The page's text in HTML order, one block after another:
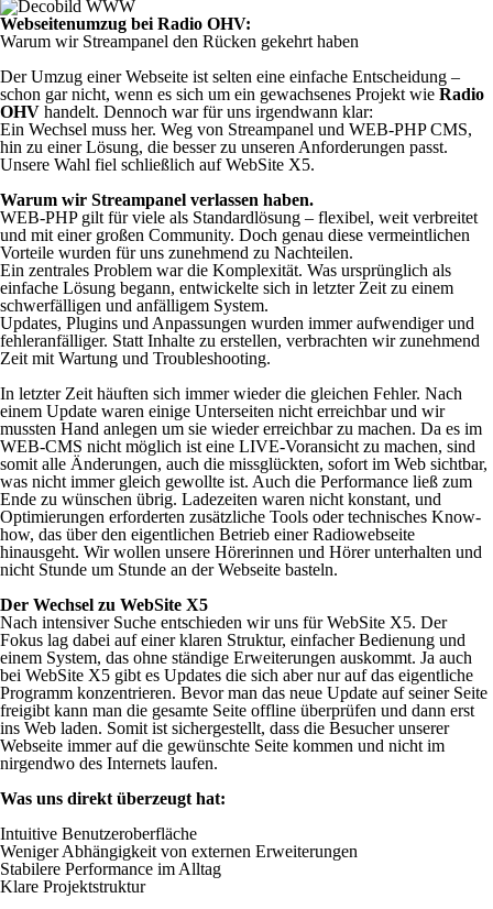
Webseitenumzug bei Radio OHV:
Warum wir Streampanel den Rücken gekehrt haben
Der Umzug einer Webseite ist selten eine einfache Entscheidung –
schon gar nicht, wenn es sich um ein gewachsenes Projekt wie Radio
OHV handelt. Dennoch war für uns irgendwann klar:
Ein Wechsel muss her. Weg von Streampanel und WEB-PHP CMS,
hin zu einer Lösung, die besser zu unseren Anforderungen passt.
Unsere Wahl fiel schließlich auf WebSite X5.
Warum wir Streampanel verlassen haben.
WEB-PHP gilt für viele als Standardlösung – flexibel, weit verbreitet
und mit einer großen Community. Doch genau diese vermeintlichen
Vorteile wurden für uns zunehmend zu Nachteilen.
Ein zentrales Problem war die Komplexität. Was ursprünglich als
einfache Lösung begann, entwickelte sich in letzter Zeit zu einem
schwerfälligen und anfälligem System.
Updates, Plugins und Anpassungen wurden immer aufwendiger und
fehleranfälliger. Statt Inhalte zu erstellen, verbrachten wir zunehmend
Zeit mit Wartung und Troubleshooting.
In letzter Zeit häuften sich immer wieder die gleichen Fehler. Nach
einem Update waren einige Unterseiten nicht erreichbar und wir
mussten Hand anlegen um sie wieder erreichbar zu machen. Da es im
WEB-CMS nicht möglich ist eine LIVE-Voransicht zu machen, sind
somit alle Änderungen, auch die missglückten, sofort im Web sichtbar,
was nicht immer gleich gewollte ist. Auch die Performance ließ zum
Ende zu wünschen übrig. Ladezeiten waren nicht konstant, und
Optimierungen erforderten zusätzliche Tools oder technisches Know-
how, das über den eigentlichen Betrieb einer Radiowebseite
hinausgeht. Wir wollen unsere Hörerinnen und Hörer unterhalten und
nicht Stunde um Stunde an der Webseite basteln.
Der Wechsel zu WebSite X5
Nach intensiver Suche entschieden wir uns für WebSite X5. Der
Fokus lag dabei auf einer klaren Struktur, einfacher Bedienung und
einem System, das ohne ständige Erweiterungen auskommt. Ja auch
bei WebSite X5 gibt es Updates die sich aber nur auf das eigentliche
Programm konzentrieren. Bevor man das neue Update auf seiner Seite
freigibt kann man die gesamte Seite offline überprüfen und dann erst
ins Web laden. Somit ist sichergestellt, dass die Besucher unserer
Webseite immer auf die gewünschte Seite kommen und nicht im
nirgendwo des Internets laufen.
Was uns direkt überzeugt hat:
Intuitive Benutzeroberfläche
Weniger Abhängigkeit von externen Erweiterungen
Stabilere Performance im Alltag
Klare Projektstruktur